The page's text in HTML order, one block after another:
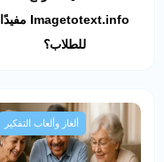
Imagetotext.info مفيدًا
للطلاب؟
ألغاز وألعاب التفكير